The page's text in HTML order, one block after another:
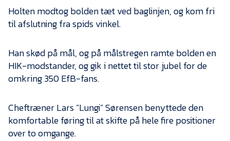
Holten modtog bolden tæt ved baglinjen, og kom fri
til afslutning fra spids vinkel.
Han skød på mål, og på målstregen ramte bolden en
HIK-modstander, og gik i nettet til stor jubel for de
omkring 350 EfB-fans.
Cheftræner Lars ”Lungi” Sørensen benyttede den
komfortable føring til at skifte på hele fire positioner
over to omgange.